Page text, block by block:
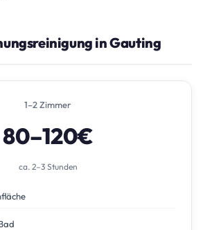
in Gauting
1–2 Zimmer
80–120€
ca. 2–3 Stunden